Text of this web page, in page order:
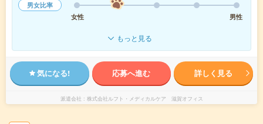
男女比率
女性
男性
もっと見る
気になる! 応募へ進む 詳しく見る
派遣会社 株式会社ルフト・メディカルケア 滋賀オフィス